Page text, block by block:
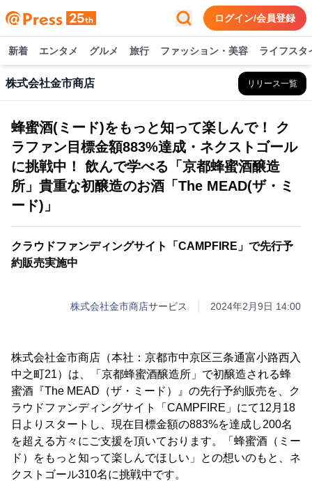
ログイン/会員登録
新着 エンタメ グルメ 旅行 ファッション・美容 ライフスタ
株式会社金市商店 リリース一覧
蜂蜜酒(ミード)をもっと知って楽しんで！ ク
ラファン目標金額883%達成・ネクストゴール
に挑戦中！ 飲んで学べる「京都蜂蜜酒醸造
所」貴重な初醸造のお酒「The MEAD(ザ・ミ
ード)」
クラウドファンディングサイト「CAMPFIRE」で先行予
約販売実施中
株式会社金市商店サービス 2024年2月9日 14:00
株式会社金市商店（本社：京都市中京区三条通富小路西入
中之町21）は、「京都蜂蜜酒醸造所」で初醸造される蜂
蜜酒『The MEAD（ザ・ミード）』の先行予約販売を、ク
ラウドファンディングサイト「CAMPFIRE」にて12月18
日よりスタートし、現在目標金額の883%を達成し200名
を超える方々にご支援を頂いております。「蜂蜜酒（ミー
ド）をもっと知って楽しんでほしい」との想いのもと、ネ
クストゴール310名に挑戦中です。